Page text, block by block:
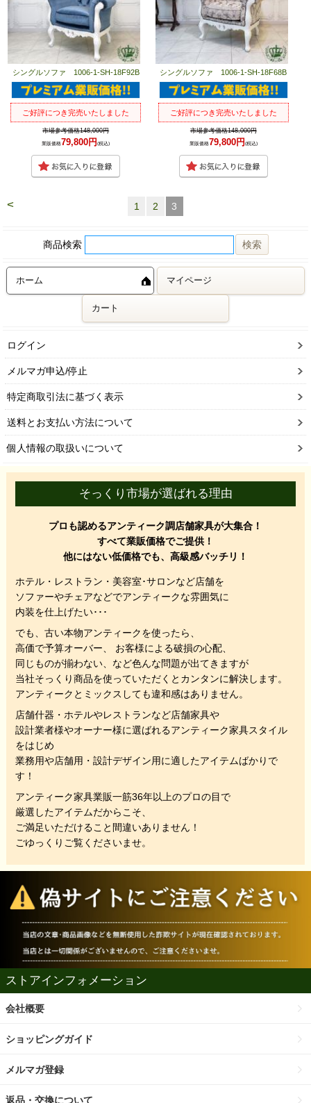
シングルソファ 1006-1-SH-18F92B
ご好評につき完売いたしました
市場参考価格148,000円
業販価格79,800円(税込)
シングルソファ 1006-1-SH-18F68B
ご好評につき完売いたしました
市場参考価格148,000円
業販価格79,800円 (税込)
< 1 2 3
商品検索
ホーム マイページ
カート
ログイン
メルマガ申込/停止
特定商取引法に基づく表示
送料とお支払い方法について
個人情報の取扱いについて
そっくり市場が選ばれる理由
プロも認めるアンティーク調店舗家具が大集合！
すべて業販価格でご提供！
他にはない低価格でも、高級感バッチリ！
ホテル・レストラン・美容室･サロンなど店舗を
ソファーやチェアなどでアンティークな雰囲気に
内装を仕上げたい･･･
でも、 古い本物アンティークを使ったら、
高価で予算オーバー、 お客様による破損の心配、
同じものが揃わない、 など色んな問題が出てきますが
当社そっくり商品を使っていただくと カンタンに解決します。
アンティークとミックスしても違和感はありません。
店舗什器・ホテルやレストランなど店舗家具や
設計業者様やオーナー様に選ばれるアンティーク家具スタイル
をはじめ
業務用や店舗用・設計デザイン用に適したアイテムばかりで
す！
アンティーク家具業販一筋36年以上のプロの目で
厳選したアイテムだからこそ、
ご満足いただけること間違いありません！
ごゆっくりご覧くださいませ。
ストアインフォメーション
会社概要
ショッピングガイド
メルマガ登録
返品・交換について